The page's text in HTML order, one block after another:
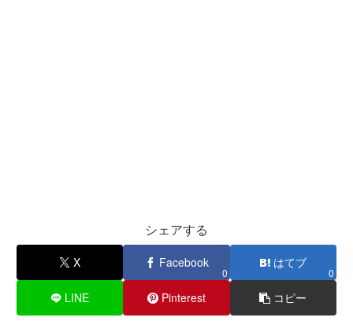
シェアする
X Facebook
0
はてブ
0
LINE Pinterest コピー